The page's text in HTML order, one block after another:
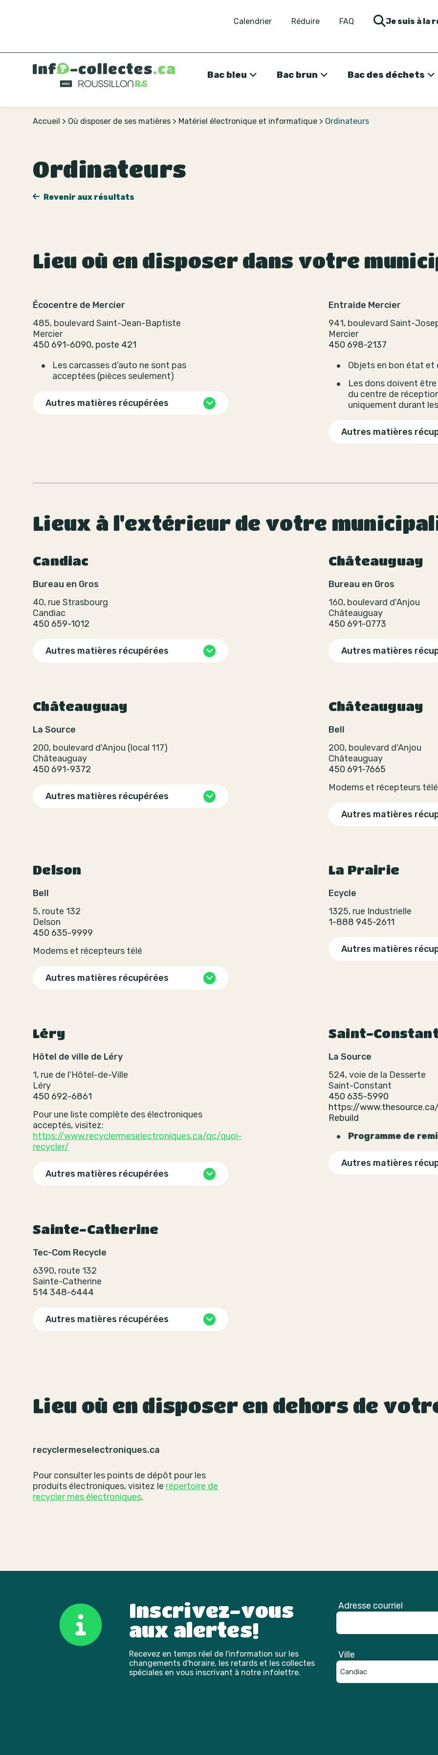
Calendrier Réduire FAQ Je suis à la
Bac bleu Bac brun Bac des déchets
Accueil > Où disposer de ses matières > Matériel électronique et informatique > Ordinateurs
Ordinateurs
Revenir aux résultats
Lieu où en disposer dans votre
Écocentre de Mercier
485, boulevard Saint-Jean-Baptiste
Mercier
450 691-6090, poste 421
Les carcasses d’auto ne sont pas
acceptées (pièces seulement)
Autres matières récupérées
Entraide Mercier
941, boulevard Saint-
Mercier
450 698-2137
Objets en bon état et
Les dons doivent être
du centre de
uniquement durant
Autres matières
Lieux à l'extérieur de votre
Candiac
Bureau en Gros
40, rue Strasbourg
Candiac
450 659-1012
Autres matières récupérées
Châteauguay
Bureau en Gros
160, boulevard d'Anjou
Châteauguay
450 691-0773
Autres matières
Châteauguay
La Source
200, boulevard d'Anjou (local 117)
Châteauguay
450 691-9372
Autres matières récupérées
Châteauguay
Bell
200, boulevard d'Anjou
Châteauguay
450 691-7665
Modems et récepteurs télé
Autres matières
Delson
Bell
5, route 132
Delson
450 635-9999
Modems et récepteurs télé
Autres matières récupérées
La Prairie
Ecycle
1325, rue Industrielle
1-888 945-2611
Autres matières
Léry
Hôtel de ville de Léry
1, rue de l'Hôtel-de-Ville
Léry
450 692-6861
Pour une liste complète des électroniques
acceptés, visitez:
https://www.recyclermeselectroniques.ca/qc/quoi-
recycler/
Autres matières récupérées
Saint-
La Source
524, voie de la Desserte
Saint-Constant
450 635-5990
https://
Rebuild
Programme de
Autres matières
Sainte-Catherine
Tec-Com Recycle
6390, route 132
Sainte-Catherine
514 348-6444
Autres matières récupérées
Lieu où en disposer en dehors de
recyclermeselectroniques.ca
Pour consulter les points de dépôt pour les
produits électroniques, visitez le répertoire de
recycler mes électroniques.
Inscrivez-vous
aux alertes!
Recevez en temps réel de l'information sur les
changements d'horaire, les retards et les collectes
spéciales en vous inscrivant à notre infolettre.
Adresse courriel
Ville